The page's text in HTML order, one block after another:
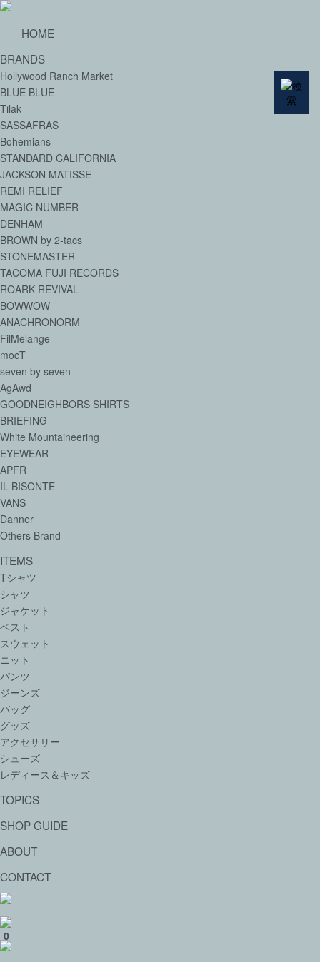
HOME
BRANDS
Hollywood Ranch Market
BLUE BLUE
Tilak
SASSAFRAS
Bohemians
STANDARD CALIFORNIA
JACKSON MATISSE
REMI RELIEF
MAGIC NUMBER
DENHAM
BROWN by 2-tacs
STONEMASTER
TACOMA FUJI RECORDS
ROARK REVIVAL
BOWWOW
ANACHRONORM
FilMelange
mocT
seven by seven
AgAwd
GOODNEIGHBORS SHIRTS
BRIEFING
White Mountaineering
EYEWEAR
APFR
IL BISONTE
VANS
Danner
Others Brand
ITEMS
Tシャツ
シャツ
ジャケット
ベスト
スウェット
ニット
パンツ
ジーンズ
バッグ
グッズ
アクセサリー
シューズ
レディース＆キッズ
TOPICS
SHOP GUIDE
ABOUT
CONTACT
0